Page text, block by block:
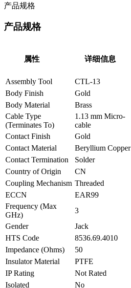
产品规格
产品规格
属性 详细信息
Assembly Tool
CTL-13
Body Finish
Gold
Body Material
Brass
Cable Type
(Terminates To)
1.13 mm Micro-
cable
Contact Finish
Gold
Contact Material
Beryllium Copper
Contact Termination
Solder
Country of Origin
CN
Coupling Mechanism Threaded
ECCN
EAR99
Frequency (Max
GHz)
3
Gender
Jack
HTS Code
8536.69.4010
Impedance (Ohms)
50
Insulator Material
PTFE
IP Rating
Not Rated
Isolated
No